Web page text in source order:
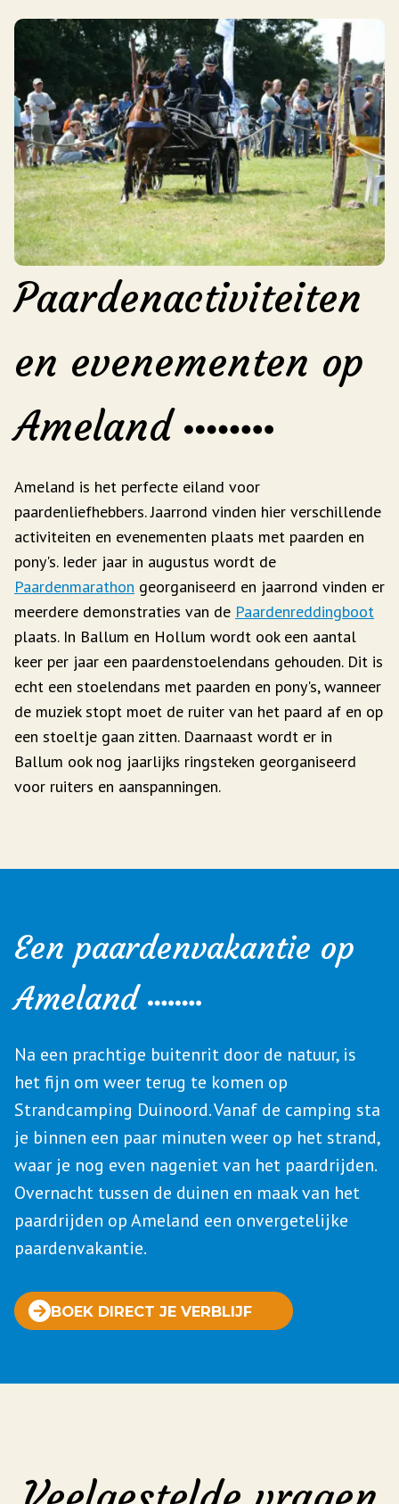
Paardenactiviteiten
en evenementen op
Ameland
Ameland is het perfecte eiland voor
paardenliefhebbers. Jaarrond vinden hier verschillende
activiteiten en evenementen plaats met paarden en
pony's. Ieder jaar in augustus wordt de
Paardenmarathon georganiseerd en jaarrond vinden er
meerdere demonstraties van de Paardenreddingboot
plaats. In Ballum en Hollum wordt ook een aantal
keer per jaar een paardenstoelendans gehouden. Dit is
echt een stoelendans met paarden en pony's, wanneer
de muziek stopt moet de ruiter van het paard af en op
een stoeltje gaan zitten. Daarnaast wordt er in
Ballum ook nog jaarlijks ringsteken georganiseerd
voor ruiters en aanspanningen.
Een paardenvakantie op
Ameland
Na een prachtige buitenrit door de natuur, is
het fijn om weer terug te komen op
Strandcamping Duinoord. Vanaf de camping sta
je binnen een paar minuten weer op het strand,
waar je nog even nageniet van het paardrijden.
Overnacht tussen de duinen en maak van het
paardrijden op Ameland een onvergetelijke
paardenvakantie.
BOEK DIRECT JE VERBLIJF